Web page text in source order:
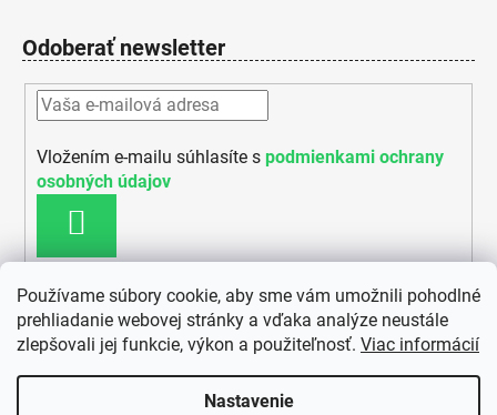
Používame súbory cookie, aby sme vám umožnili pohodlné
prehliadanie webovej stránky a vďaka analýze neustále
zlepšovali jej funkcie, výkon a použiteľnosť. Viac informácií
Nastavenie
Odoberať newsletter
Vložením e-mailu súhlasíte s podmienkami ochrany
osobných údajov